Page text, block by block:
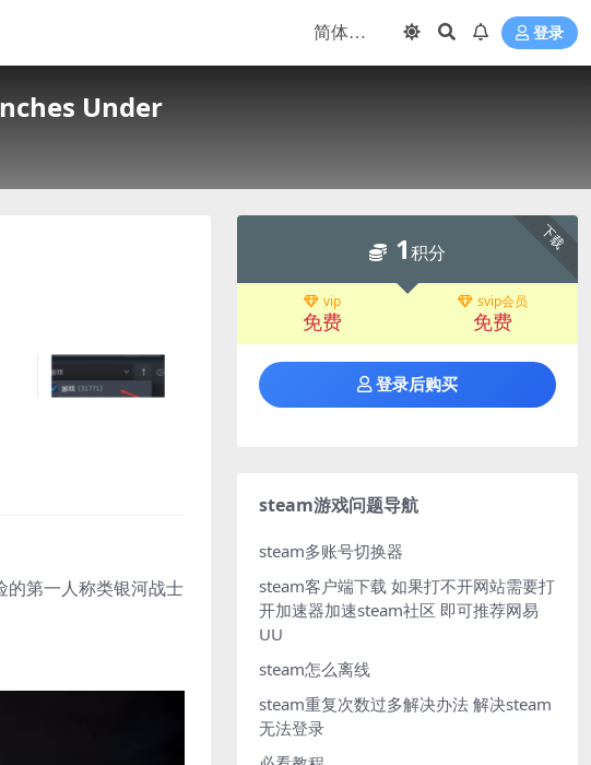
登录
Under
第一人称类银河战士
下载
1积分
vip
免费
svip会员
免费
登录后购买
steam游戏问题导航
steam多账号切换器
steam客户端下载 如果打不开网站需要打
开加速器加速steam社区 即可推荐网易
UU
steam怎么离线
steam重复次数过多解决办法 解决steam
无法登录